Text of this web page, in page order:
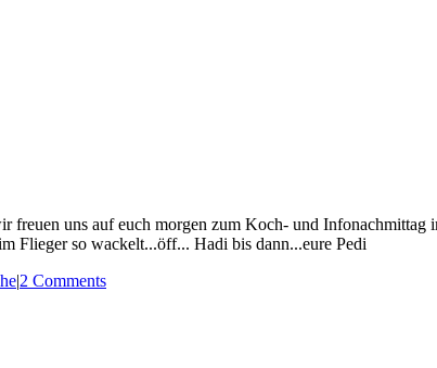
uns auf euch morgen zum Koch- und
Flieger so wackelt...öff... Hadi bis dann...eure Pedi
|2 Comments